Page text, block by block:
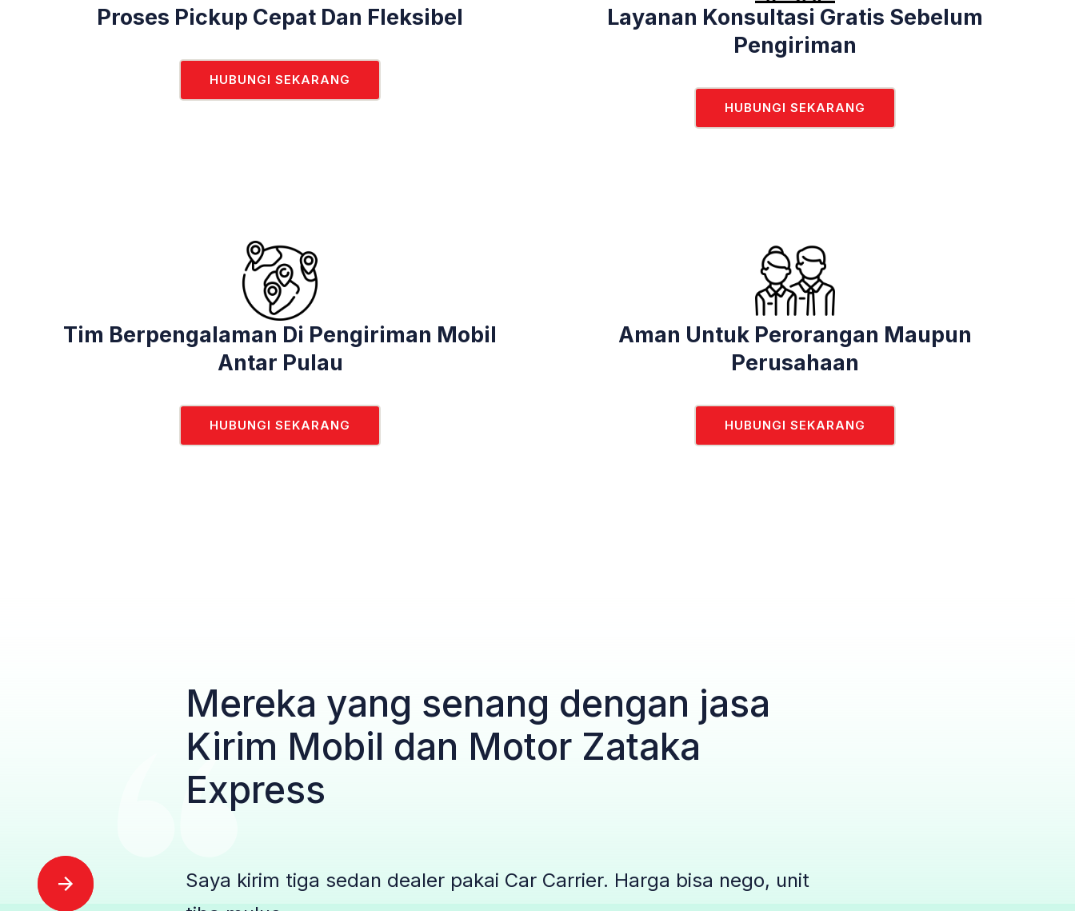
Proses Pickup Cepat Dan Fleksibel
HUBUNGI SEKARANG
Layanan Konsultasi Gratis Sebelum
Pengiriman
HUBUNGI SEKARANG
Tim Berpengalaman Di Pengiriman Mobil
Antar Pulau
HUBUNGI SEKARANG
Aman Untuk Perorangan Maupun
Perusahaan
HUBUNGI SEKARANG
Mereka yang senang dengan jasa
Kirim Mobil dan Motor Zataka
Express
Saya kirim tiga sedan dealer pakai Car Carrier. Harga bisa nego, unit